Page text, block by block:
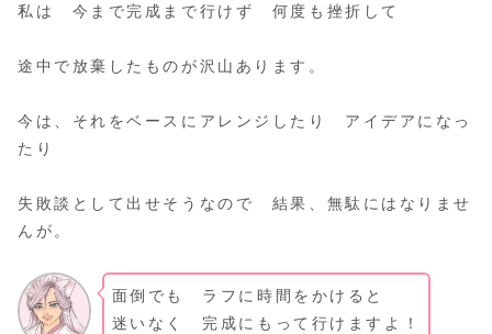
私は 今まで完成まで行けず 何度も挫折して
途中で放棄したものが沢山あります。
今は、それをベースにアレンジしたり アイデアになっ
たり
失敗談として出せそうなので 結果、無駄にはなりませ
んが。
面倒でも ラフに時間をかけると
迷いなく 完成にもって行けますよ！